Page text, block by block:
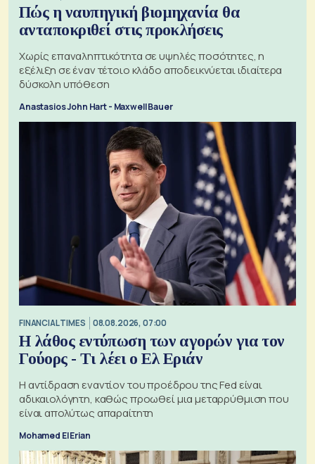
Πώς η ναυπηγική βιομηχανία θα
ανταποκριθεί στις προκλήσεις
Χωρίς επαναληπτικότητα σε υψηλές ποσότητες, η
εξέλιξη σε έναν τέτοιο κλάδο αποδεικνύεται ιδιαίτερα
δύσκολη υπόθεση
Anastasios John Hart - Maxwell Bauer
FINANCIAL TIMES 08.08.2026, 07:00
Η λάθος εντύπωση των αγορών για τον
Γούορς - Τι λέει ο Ελ Εριάν
Η αντίδραση εναντίον του προέδρου της Fed είναι
αδικαιολόγητη, καθώς προωθεί μια μεταρρύθμιση που
είναι απολύτως απαραίτητη
Mohamed El Erian